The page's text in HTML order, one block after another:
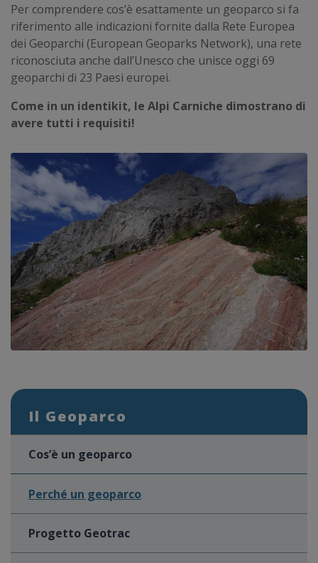
Il Geoparco
Cos’è un geoparco
Perché un geoparco
Progetto Geotrac
Per comprendere cos’è esattamente un geoparco si fa
riferimento alle indicazioni fornite dalla Rete Europea
dei Geoparchi (European Geoparks Network), una rete
riconosciuta anche dall’Unesco che unisce oggi 69
geoparchi di 23 Paesi europei.
Come in un identikit, le Alpi Carniche dimostrano di
avere tutti i requisiti!